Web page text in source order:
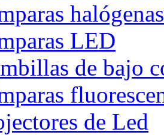
halógenas
LED
de bajo
de Led